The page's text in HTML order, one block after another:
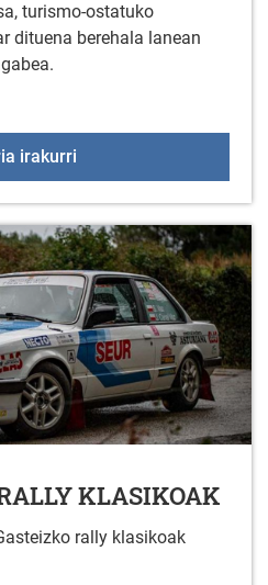
turismo-ostatuko
dituena berehala lanean
irakurri
KLASIKOAK
rally klasikoak